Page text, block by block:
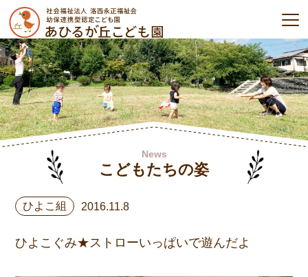
News
こどもたちの姿
ひよこ組 2016.11.8
ひよこぐみ★ストローいっぱいで遊んだよ